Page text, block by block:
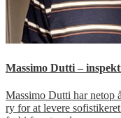
Massimo Dutti –
Massimo Dutti har netop
ry for at levere